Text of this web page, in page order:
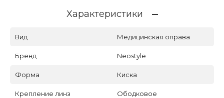
Характеристики
Вид Медицинская оправа
Бренд Neostyle
Форма Киска
Крепление линз Ободковое